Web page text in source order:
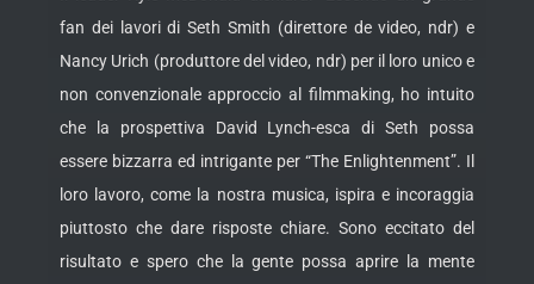
fan dei lavori di Seth Smith (direttore de video, ndr) e
Nancy Urich (produttore del video, ndr) per il loro unico e
non convenzionale approccio al filmmaking, ho intuito
che la prospettiva David Lynch-esca di Seth possa
essere bizzarra ed intrigante per “The Enlightenment”. Il
loro lavoro, come la nostra musica, ispira e incoraggia
piuttosto che dare risposte chiare. Sono eccitato del
risultato e spero che la gente possa aprire la mente